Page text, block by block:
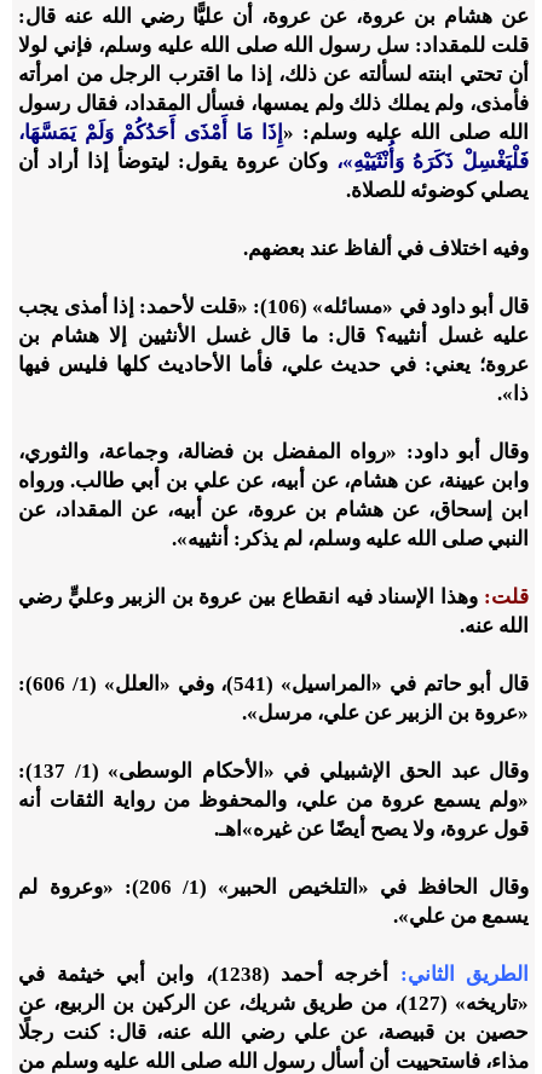
عن هشام بن عروة، عن عروة، أن عليًّا رضي الله عنه قال:
قلت للمقداد: سل رسول الله صلى الله عليه وسلم، فإني لولا
أن تحتي ابنته لسألته عن ذلك، إذا ما اقترب الرجل من امرأته
فأمذى، ولم يملك ذلك ولم يمسها، فسأل المقداد، فقال رسول
الله صلى الله عليه وسلم: «إِذَا مَا أَمْذَى أَحَدُكُمْ وَلَمْ يَمَسَّهَا،
فَلْيَغْسِلْ ذَكَرَهُ وَأُنْثَيَيْهِ»، وكان عروة يقول: ليتوضأ إذا أراد أن
يصلي كوضوئه للصلاة.
وفيه اختلاف في ألفاظ عند بعضهم.
قال أبو داود في «مسائله» (106): «قلت لأحمد: إذا أمذى يجب
عليه غسل أنثييه؟ قال: ما قال غسل الأنثيين إلا هشام بن
عروة؛ يعني: في حديث علي، فأما الأحاديث كلها فليس فيها
ذا».
وقال أبو داود: «رواه المفضل بن فضالة، وجماعة، والثوري،
وابن عيينة، عن هشام، عن أبيه، عن علي بن أبي طالب. ورواه
ابن إسحاق، عن هشام بن عروة، عن أبيه، عن المقداد، عن
النبي صلى الله عليه وسلم، لم يذكر: أنثييه».
قلت: وهذا الإسناد فيه انقطاع بين عروة بن الزبير وعليٍّ رضي
الله عنه.
قال أبو حاتم في «المراسيل» (541)، وفي «العلل» (1/ 606):
«عروة بن الزبير عن علي، مرسل».
وقال عبد الحق الإشبيلي في «الأحكام الوسطى» (1/ 137):
«ولم يسمع عروة من علي، والمحفوظ من رواية الثقات أنه
قول عروة، ولا يصح أيضًا عن غيره»اهـ.
وقال الحافظ في «التلخيص الحبير» (1/ 206): «وعروة لم
يسمع من علي».
الطريق الثاني:
أخرجه أحمد (1238)، وابن أبي خيثمة في
«تاريخه» (127)، من طريق شريك، عن الركين بن الربيع، عن
حصين بن قبيصة، عن علي رضي الله عنه، قال: كنت رجلًا
مذاء، فاستحييت أن أسأل رسول الله صلى الله عليه وسلم من